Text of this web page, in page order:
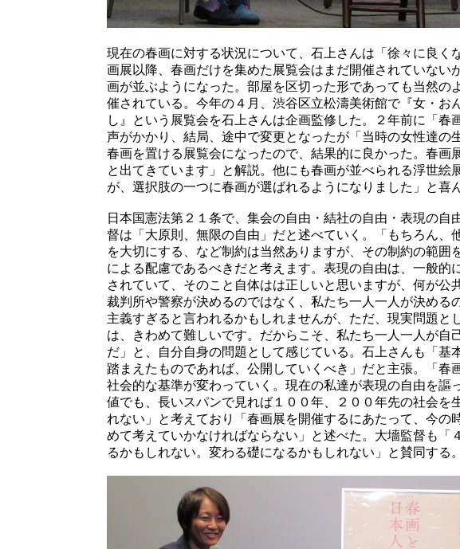
現在の春画に対する状況について、石上さんは「徐々に良く
画展以降、春画だけを集めた展覧会はまだ開催されていない
画が並ぶようになった。部屋を区切った形であっても当然の
催されている。今年の４月、渋谷区立松濤美術館で『女・お
し』という展覧会を石上さんは企画監修した。２年前に「春
声がかかり、結局、途中で変更となったが「当時の女性達の
春画を置ける展覧会になったので、結果的に良かった。春画
と出てきています」と解説。他にも春画が並べられる浮世絵
が、選択肢の一つに春画が選ばれるようになりました」と喜
日本国憲法第２１条で、集会の自由・結社の自由・表現の自
督は「大原則、無限の自由」だと述べていく。「もちろん、
を大切にする、など制約は当然ありますが、その制約の範囲
による配慮であるべきだと考えます。表現の自由は、一般的
されていて、そのこと自体はは正しいと思いますが、何が公
裁判所や警察が決めるのではなく、私たち一人一人が決める
主義すぎると言われるかもしれませんが、ただ、現実問題と
は、きわめて難しいです。だからこそ、私たち一人一人が自
だ」と、自分自身の問題として感じている。石上さんも「基
踏まえたものであれば、公開していくべき」だと主張。「春
社会的な基準が変わっていく。現在の私達が表現の自由を謳
値でも、長いスパンで見れば１００年、２００年先の社会を
れない」と考えており「春画展を開催するにあたって、今の
めて考えていかなければならない」と述べた。大墻監督も「
るかもしれない。変わる礎になるかもしれない」と賛同する。